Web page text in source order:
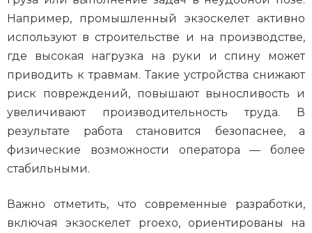
Например, промышленный экзоскелет активно
используют в строительстве и на производстве,
где высокая нагрузка на руки и спину может
приводить к травмам. Такие устройства снижают
риск повреждений, повышают выносливость и
увеличивают производительность труда. В
результате работа становится безопаснее, а
физические возможности оператора — более
стабильными.
Важно отметить, что современные разработки,
включая экзоскелет proexo, ориентированы на